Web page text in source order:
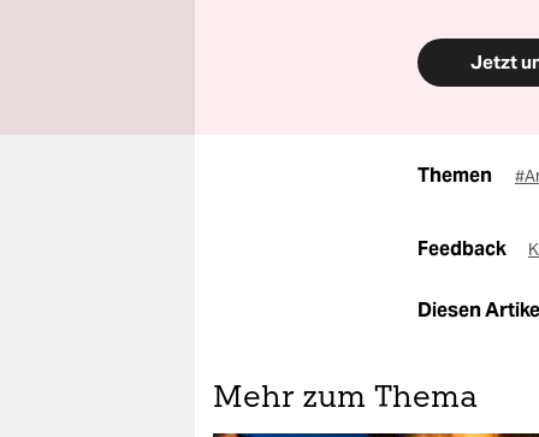
Jetzt
Themen
Feedback
Diesen
Mehr zum Thema